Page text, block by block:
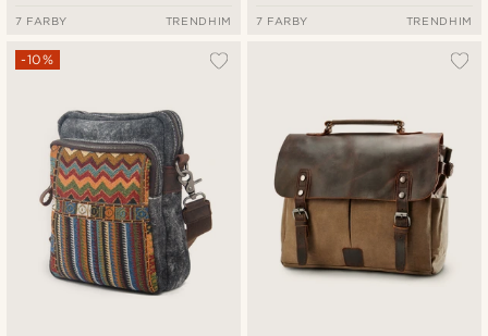
7 FARBY TRENDHIM 7 FARBY TRENDHIM
-10%